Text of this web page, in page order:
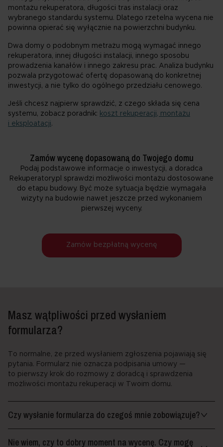
montażu rekuperatora, długości tras instalacji oraz
wybranego standardu systemu. Dlatego rzetelna wycena nie
powinna opierać się wyłącznie na powierzchni budynku.
Dwa domy o podobnym metrażu mogą wymagać innego
rekuperatora, innej długości instalacji, innego sposobu
prowadzenia kanałów i innego zakresu prac. Analiza budynku
pozwala przygotować ofertę dopasowaną do konkretnej
inwestycji, a nie tylko do ogólnego przedziału cenowego.
Jeśli chcesz najpierw sprawdzić, z czego składa się cena
systemu, zobacz poradnik: koszt rekuperacji, montażu
i eksploatacji.
Zamów wycenę dopasowaną do Twojego domu
Podaj podstawowe informacje o inwestycji, a doradca
Rekuperatory.pl sprawdzi możliwości montażu dostosowane
do etapu budowy. Być może sytuacja będzie wymagała
wizyty na budowie nawet jeszcze przed wykonaniem
pierwszej wyceny.
Zamów bezpłatną wycenę
Masz wątpliwości przed wysłaniem
formularza?
To normalne, że przed wysłaniem zgłoszenia pojawiają się
pytania. Formularz nie oznacza podpisania umowy —
to pierwszy krok do rozmowy z doradcą i sprawdzenia
możliwości montażu rekuperacji w Twoim domu.
Czy wysłanie formularza do czegoś mnie zobowiązuje?
Nie wiem, czy to dobry moment na wycenę. Czy mogę